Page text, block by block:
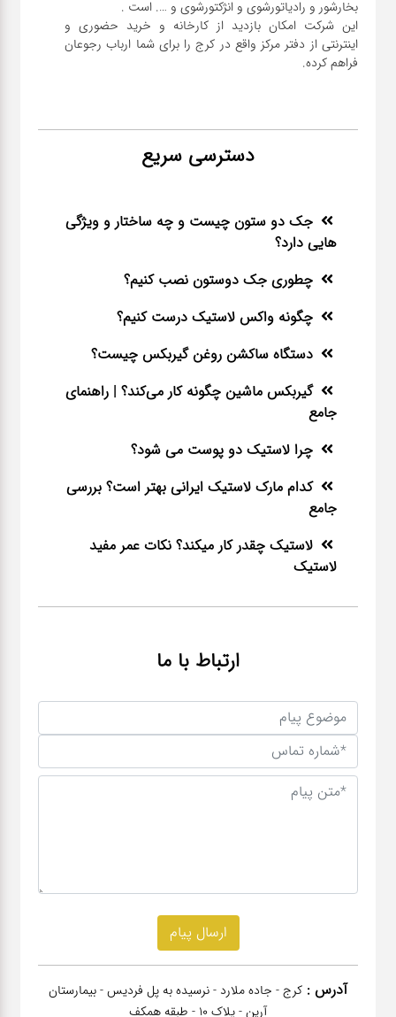
این شرکت امکان بازدید از کارخانه و خرید حضوری و
اینترنتی از دفتر مرکز واقع در کرج را برای شما ارباب رجوعان
فراهم کرده.
دسترسی سریع
جک دو ستون چیست و چه ساختار و ویژگی
هایی دارد؟
چطوری جک دوستون نصب کنیم؟
چگونه واکس لاستیک درست کنیم؟
دستگاه ساکشن روغن گیربکس چیست؟
گیربکس ماشین چگونه کار می‌کند؟ | راهنمای
جامع
چرا لاستیک دو پوست می شود؟
کدام مارک لاستیک ایرانی بهتر است؟ بررسی
جامع
لاستیک چقدر کار میکند؟ نکات عمر مفید
لاستیک
ارتباط با ما
آدرس : کرج - جاده ملارد - نرسیده به پل فردیس - بیمارستان
آرین - پلاک 10 - طبقه همکف